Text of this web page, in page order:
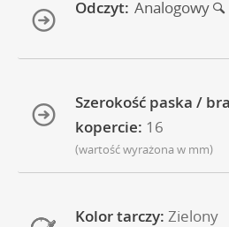
Odczyt: Analogowy
Szerokość paska /
kopercie: 16
(wartość wyrażona w mm)
Kolor tarczy: Zielony